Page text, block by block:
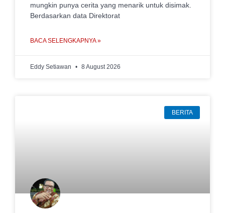
mungkin punya cerita yang menarik untuk disimak.
Berdasarkan data Direktorat
BACA SELENGKAPNYA »
Eddy Setiawan 8 August 2026
BERITA